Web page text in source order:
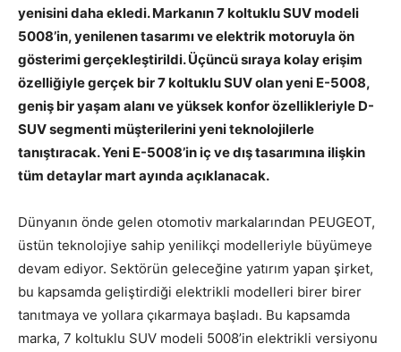
yenisini daha ekledi. Markanın 7 koltuklu SUV modeli
5008’in, yenilenen tasarımı ve elektrik motoruyla ön
gösterimi gerçekleştirildi. Üçüncü sıraya kolay erişim
özelliğiyle gerçek bir 7 koltuklu SUV olan yeni E-5008,
geniş bir yaşam alanı ve yüksek konfor özellikleriyle D-
SUV segmenti müşterilerini yeni teknolojilerle
tanıştıracak. Yeni E-5008’in iç ve dış tasarımına ilişkin
tüm detaylar mart ayında açıklanacak.
Dünyanın önde gelen otomotiv markalarından PEUGEOT,
üstün teknolojiye sahip yenilikçi modelleriyle büyümeye
devam ediyor. Sektörün geleceğine yatırım yapan şirket,
bu kapsamda geliştirdiği elektrikli modelleri birer birer
tanıtmaya ve yollara çıkarmaya başladı. Bu kapsamda
marka, 7 koltuklu SUV modeli 5008’in elektrikli versiyonu